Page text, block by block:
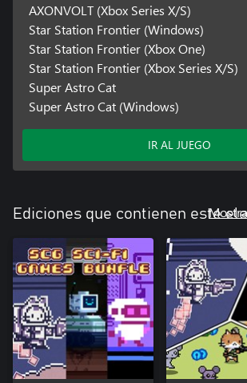
AXONVOLT (Xbox Series X/S)
Star Station Frontier (Windows)
Star Station Frontier (Xbox One)
Star Station Frontier (Xbox Series X/S)
Super Astro Cat
Super Astro Cat (Windows)
IR AL JUEGO
Ediciones que contienen este